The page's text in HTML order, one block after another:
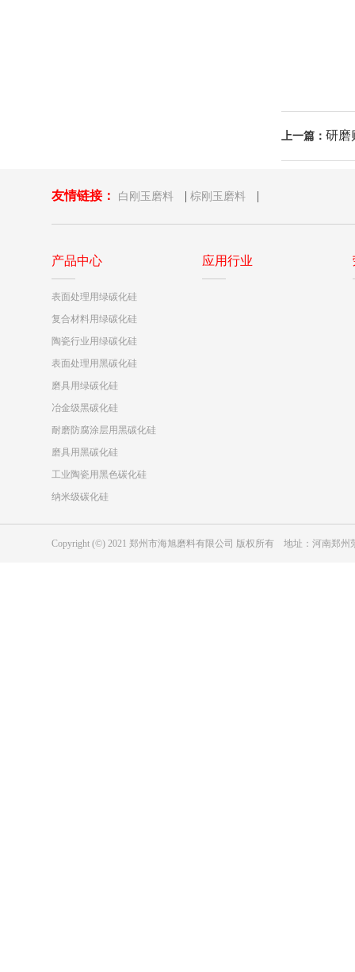
上一篇： 研磨
友情链接： 白刚玉磨料 | 棕刚玉磨料 |
产品中心
表面处理用绿碳化硅
复合材料用绿碳化硅
陶瓷行业用绿碳化硅
表面处理用黑碳化硅
磨具用绿碳化硅
冶金级黑碳化硅
耐磨防腐涂层用黑碳化硅
磨具用黑碳化硅
工业陶瓷用黑色碳化硅
纳米级碳化硅
应用行业
Copyright (©) 2021 郑州市海旭磨料有限公司 版权所有 地址：河南郑